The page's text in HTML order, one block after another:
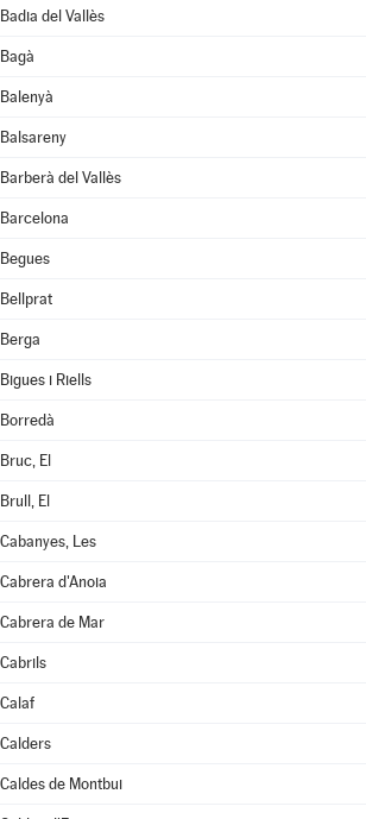
Badia del Vallès
Bagà
Balenyà
Balsareny
Barberà del Vallès
Barcelona
Begues
Bellprat
Berga
Bigues i Riells
Borredà
Bruc, El
Brull, El
Cabanyes, Les
Cabrera d'Anoia
Cabrera de Mar
Cabrils
Calaf
Calders
Caldes de Montbui